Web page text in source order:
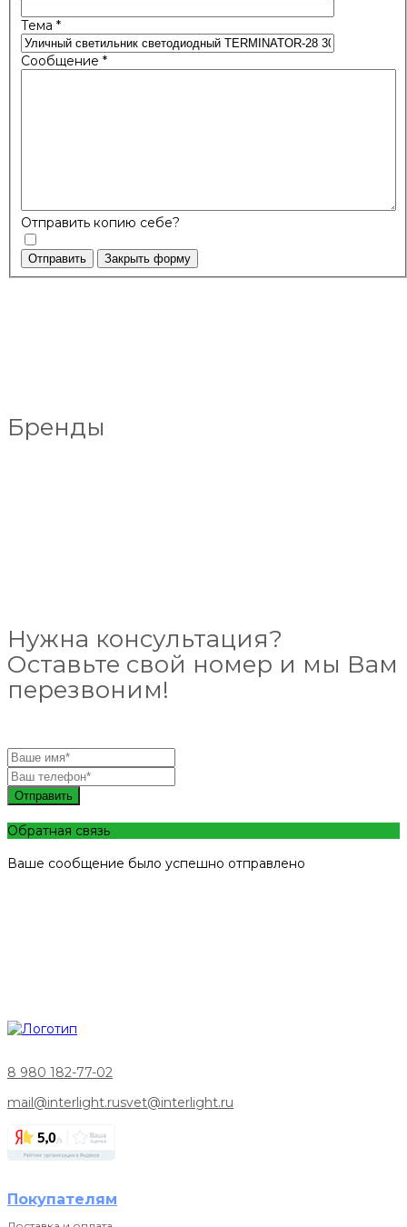
Тема *
Сообщение *
Отправить копию себе?
Отправить Закрыть форму
Бренды
Нужна консультация?
Оставьте свой номер и мы Вам
перезвоним!
Отправить
Обратная связь
Ваше сообщение было успешно отправлено
8 980 182-77-02
mail@interlight.rusvet@interlight.ru
Покупателям